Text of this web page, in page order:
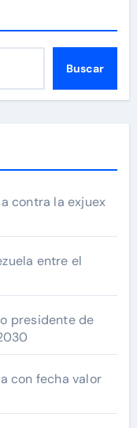
Buscar
contra la exjuex
entre el
presidente de
con fecha valor